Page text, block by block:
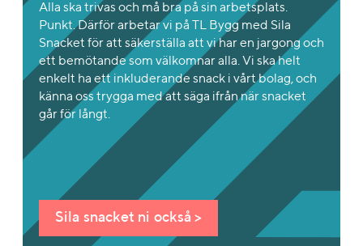
Alla ska trivas och må bra på sin arbetsplats.
Punkt. Därför arbetar vi på TL Bygg med Sila
Snacket för att säkerställa att vi har en jargong och
ett bemötande som välkomnar alla. Vi ska helt
enkelt ha ett inkluderande snack i vårt bolag, och
känna oss trygga med att säga ifrån när snacket
går för långt.
Sila snacket ni också >